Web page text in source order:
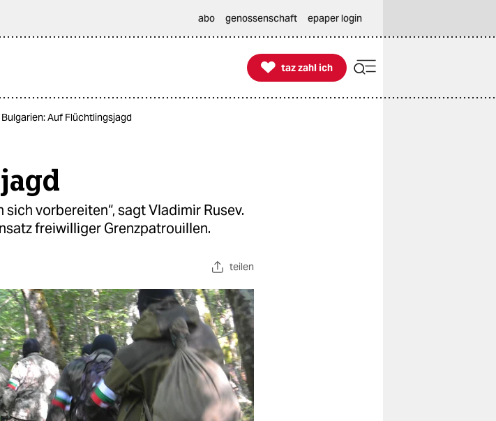
abo genossenschaft epaper login

taz zahl ich
taz zahl ich
Auf Flüchtlingsjagd
sich vorbereiten“, sagt Vladimir Rusev.
freiwilliger Grenzpatrouillen.
teilen